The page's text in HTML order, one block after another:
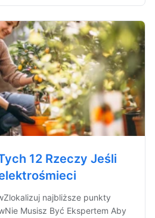
12 Rzeczy Jeśli
najbliższe punkty
Musisz Być Ekspertem Aby